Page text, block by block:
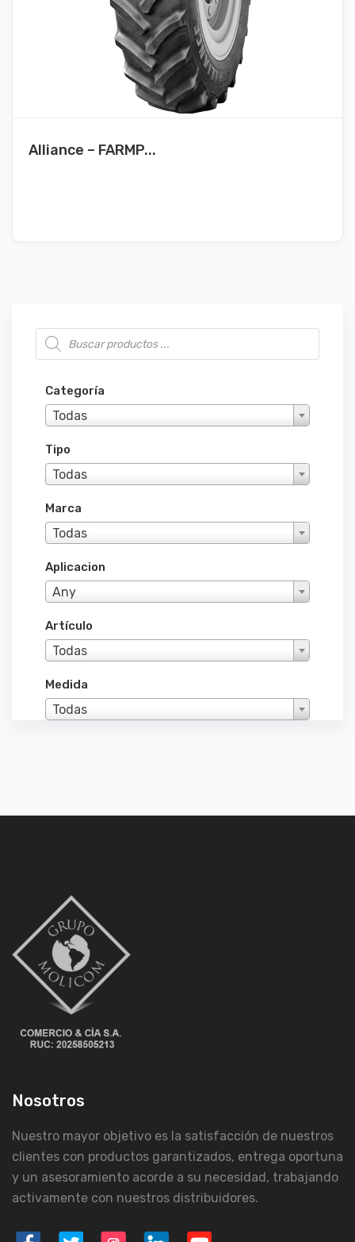
Búsqueda de productos
Categoría
Todas
Tipo
Todas
Marca
Todas
Aplicacion
Any
Artículo
Todas
Medida
Todas
Alliance – FARMP...
Nosotros
Nuestro mayor objetivo es la satisfacción de nuestros
clientes con productos garantizados, entrega oportuna
y un asesoramiento acorde a su necesidad, trabajando
activamente con nuestros distribuidores.